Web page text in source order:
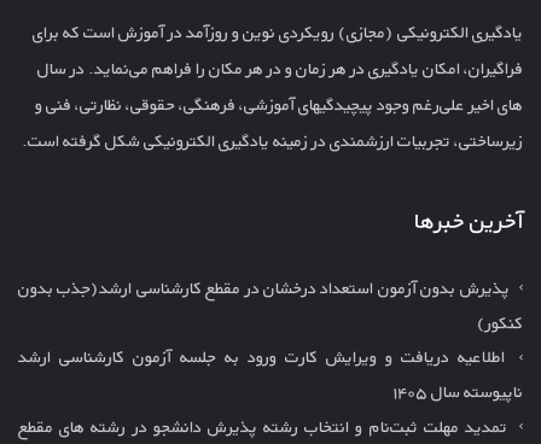
یادگیری الکترونیکی (مجازی) رویکردی نوین و روزآمد در آموزش است که برای
فراگیران، امکان یادگیری در هر زمان و در هر مکان را فراهم می‌نماید. در سال
های اخیر علی‌رغم وجود پیچیدگیهای آموزشی، فرهنگی، حقوقی، نظارتی، فنی و
زیرساختی، تجربیات ارزشمندی در زمینه یادگیری الکترونیکی شکل گرفته است.
آخرین خبرها
پذیرش بدون آزمون استعداد درخشان در مقطع کارشناسی ارشد(جذب بدون
کنکور)
اطلاعیه دریافت و ویرایش کارت ورود به جلسه آزمون کارشناسی ارشد
ناپیوسته سال ۱۴۰۵
تمدید مهلت ثبت‌نام و انتخاب رشته پذیرش دانشجو در رشته های مقطع